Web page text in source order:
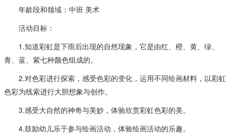
年龄段和领域：中班 美术
活动目标：
1.知道彩虹是下雨后出现的自然现象，它是由红、橙、黄、绿、
青、蓝、紫七种颜色组成的。
2.对色彩进行探索，感受色彩的变化，运用不同绘画材料，以彩虹
色彩为线索进行大胆想象与创作。
3.感受大自然的神奇与美妙，体验欣赏彩虹色彩的美。
4.鼓励幼儿乐于参与绘画活动，体验绘画活动的乐趣。